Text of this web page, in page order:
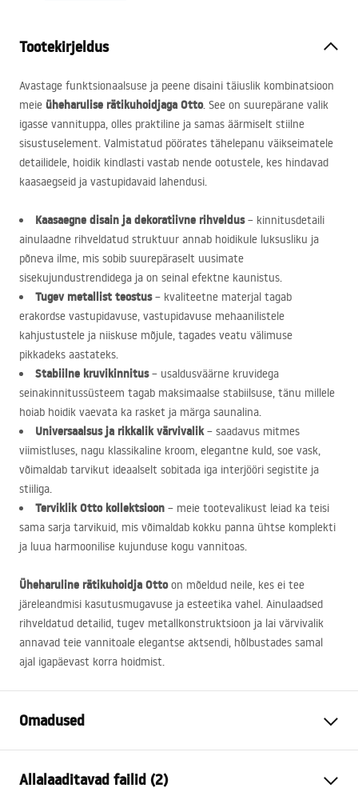
Tootekirjeldus
Avastage funktsionaalsuse ja peene disaini täiuslik kombinatsioon
meie üheharulise rätikuhoidjaga Otto. See on suurepärane valik
igasse vannituppa, olles praktiline ja samas äärmiselt stiilne
sisustuselement. Valmistatud pöörates tähelepanu väikseimatele
detailidele, hoidik kindlasti vastab nende ootustele, kes hindavad
kaasaegseid ja vastupidavaid lahendusi.
Kaasaegne disain ja dekoratiivne rihveldus– kinnitusdetaili
ainulaadne rihveldatud struktuur annab hoidikule luksusliku ja
põneva ilme, mis sobib suurepäraselt uusimate
sisekujundustrendidega ja on seinal efektne kaunistus.
Tugev metallist teostus– kvaliteetne materjal tagab
erakordse vastupidavuse, vastupidavuse mehaanilistele
kahjustustele ja niiskuse mõjule, tagades veatu välimuse
pikkadeks aastateks.
Stabiilne kruvikinnitus– usaldusväärne kruvidega
seinakinnitussüsteem tagab maksimaalse stabiilsuse, tänu millele
hoiab hoidik vaevata ka rasket ja märga saunalina.
Universaalsus ja rikkalik värvivalik– saadavus mitmes
viimistluses, nagu klassikaline kroom, elegantne kuld, soe vask,
võimaldab tarvikut ideaalselt sobitada iga interjööri segistite ja
stiiliga.
Terviklik Otto kollektsioon – meie tootevalikust leiad ka teisi
sama sarja tarvikuid, mis võimaldab kokku panna ühtse komplekti
ja luua harmoonilise kujunduse kogu vannitoas.
Üheharuline rätikuhoidja Ottoon mõeldud neile, kes ei tee
järeleandmisi kasutusmugavuse ja esteetika vahel. Ainulaadsed
rihveldatud detailid, tugev metallkonstruktsioon ja lai värvivalik
annavad teie vannitoale elegantse aktsendi, hõlbustades samal
ajal igapäevast korra hoidmist.
Omadused
Materjal
Allalaaditavad failid (2)